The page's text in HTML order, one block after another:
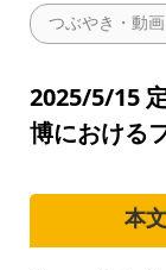
つぶやき・動
2025/5/15
博における
本文